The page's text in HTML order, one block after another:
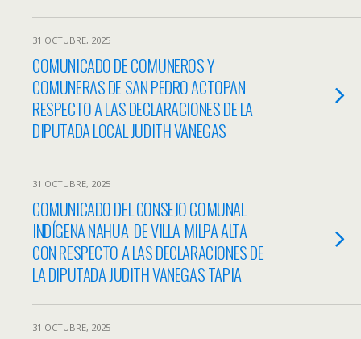
31 OCTUBRE, 2025
COMUNICADO DE COMUNEROS Y
COMUNERAS DE SAN PEDRO ACTOPAN
RESPECTO A LAS DECLARACIONES DE LA
DIPUTADA LOCAL JUDITH VANEGAS
31 OCTUBRE, 2025
COMUNICADO DEL CONSEJO COMUNAL
INDÍGENA NAHUA DE VILLA MILPA ALTA
CON RESPECTO A LAS DECLARACIONES DE
LA DIPUTADA JUDITH VANEGAS TAPIA
31 OCTUBRE, 2025